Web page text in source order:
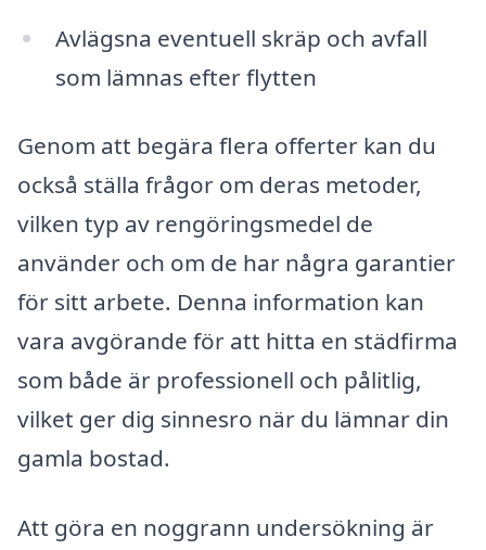
Avlägsna eventuell skräp och avfall
som lämnas efter flytten
Genom att begära flera offerter kan du
också ställa frågor om deras metoder,
vilken typ av rengöringsmedel de
använder och om de har några garantier
för sitt arbete. Denna information kan
vara avgörande för att hitta en städfirma
som både är professionell och pålitlig,
vilket ger dig sinnesro när du lämnar din
gamla bostad.
Att göra en noggrann undersökning är